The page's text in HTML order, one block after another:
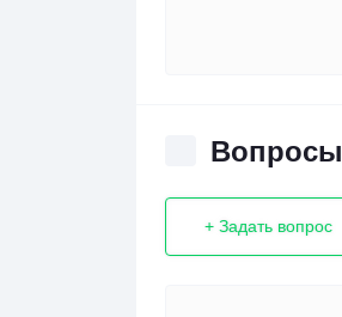
+ Задать вопрос